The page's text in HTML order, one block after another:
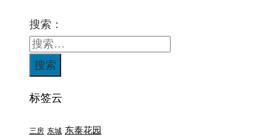
搜索：
标签云
三房 东城 东泰花园